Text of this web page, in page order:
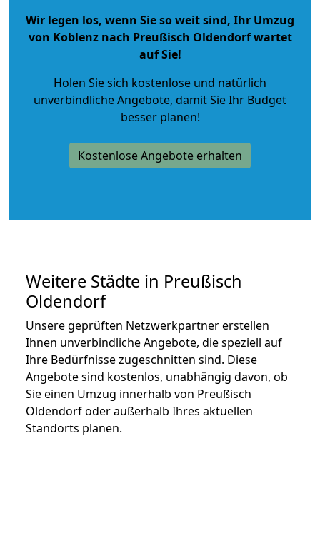
Wir legen los, wenn Sie so weit sind, Ihr Umzug
von Koblenz nach Preußisch Oldendorf wartet
auf Sie!
Holen Sie sich kostenlose und natürlich
unverbindliche Angebote, damit Sie Ihr Budget
besser planen!
Kostenlose Angebote erhalten
Weitere Städte in Preußisch
Oldendorf
Unsere geprüften Netzwerkpartner erstellen
Ihnen unverbindliche Angebote, die speziell auf
Ihre Bedürfnisse zugeschnitten sind. Diese
Angebote sind kostenlos, unabhängig davon, ob
Sie einen Umzug innerhalb von Preußisch
Oldendorf oder außerhalb Ihres aktuellen
Standorts planen.